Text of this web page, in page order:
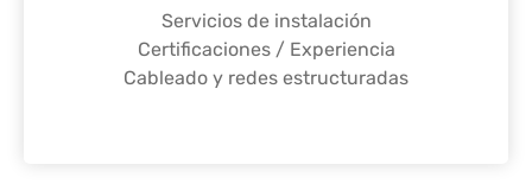
Servicios de instalación
Certificaciones / Experiencia
Cableado y redes estructuradas